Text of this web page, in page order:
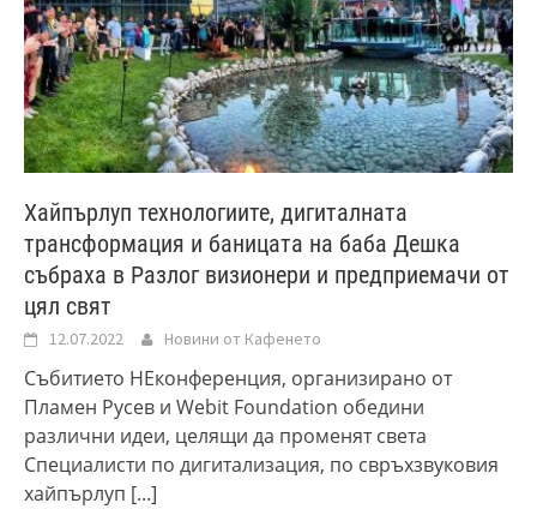
Хайпърлуп технологиите, дигиталната
трансформация и баницата на баба Дешка
събраха в Разлог визионери и предприемачи от
цял свят
12.07.2022 Новини от Кафенето
Събитието НЕконференция, организирано от
Пламен Русев и Webit Foundation обедини
различни идеи, целящи да променят света
Специалисти по дигитализация, по свръхзвуковия
хайпърлуп [...]